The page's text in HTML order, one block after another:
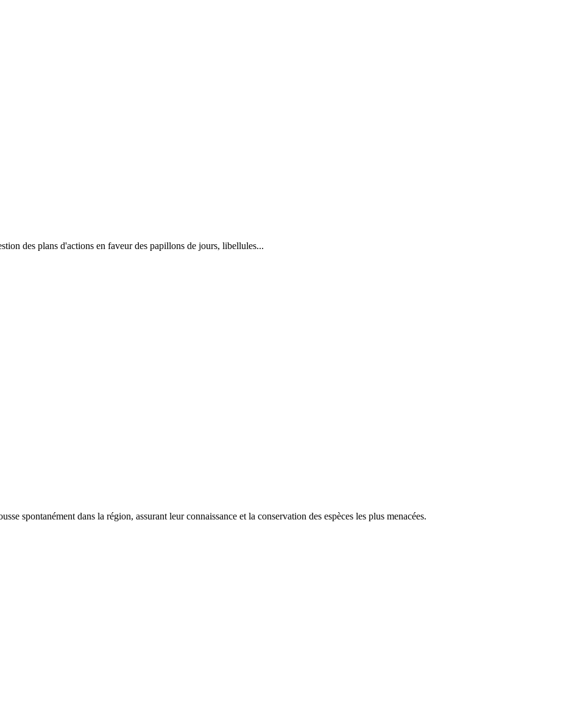
des plans d'actions en faveur des papillons de jours, libellules...
spontanément dans la région, assurant leur connaissance et la conservation des espèces les plus menacées.